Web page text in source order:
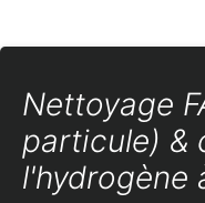
Nettoyage
particule) &
l'hydrogène